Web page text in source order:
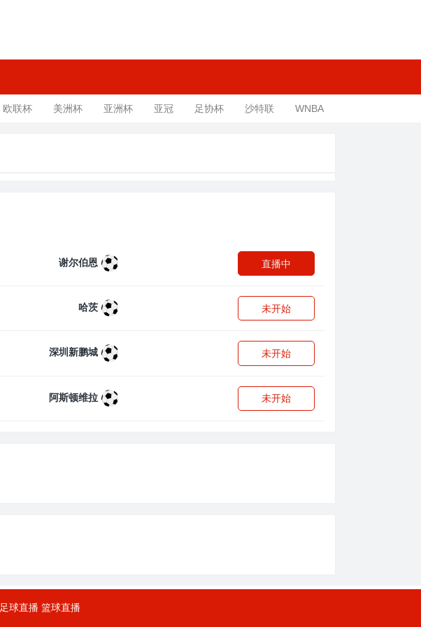
欧联杯 美洲杯 亚洲杯 亚冠 足协杯 沙特联 WNBA
谢尔伯恩 直播中
哈茨 未开始
深圳新鹏城 未开始
阿斯顿维拉 未开始
足球直播 篮球直播